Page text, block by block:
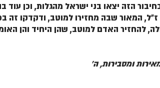
הזה יצאו בני ישראל מהגלות, וכן
המאור שבה מחזירו למוטב, ודקדקו זה
להחזיר האדם למוטב, שהן היחיד והן
ומסבירות, ה'